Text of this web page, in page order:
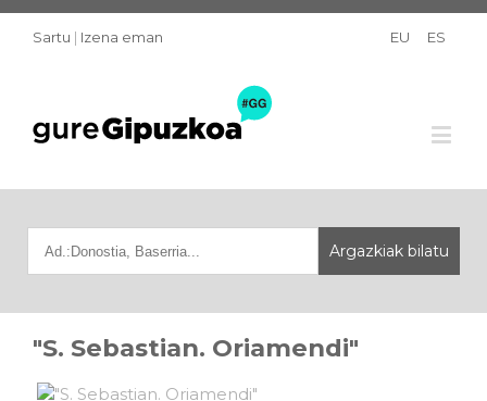
Sartu | Izena eman EU ES
"S. Sebastian. Oriamendi"